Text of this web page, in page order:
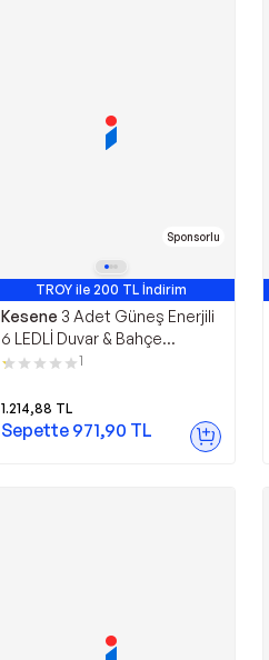
Sponsorlu
TROY ile 200 TL İndirim
Kesene 3 Adet Güneş Enerjili
6 LEDLİ Duvar & Bahçe
Aydınlatması Su Geçirmez
1
1.214,88 TL
Sepette 971,90 TL